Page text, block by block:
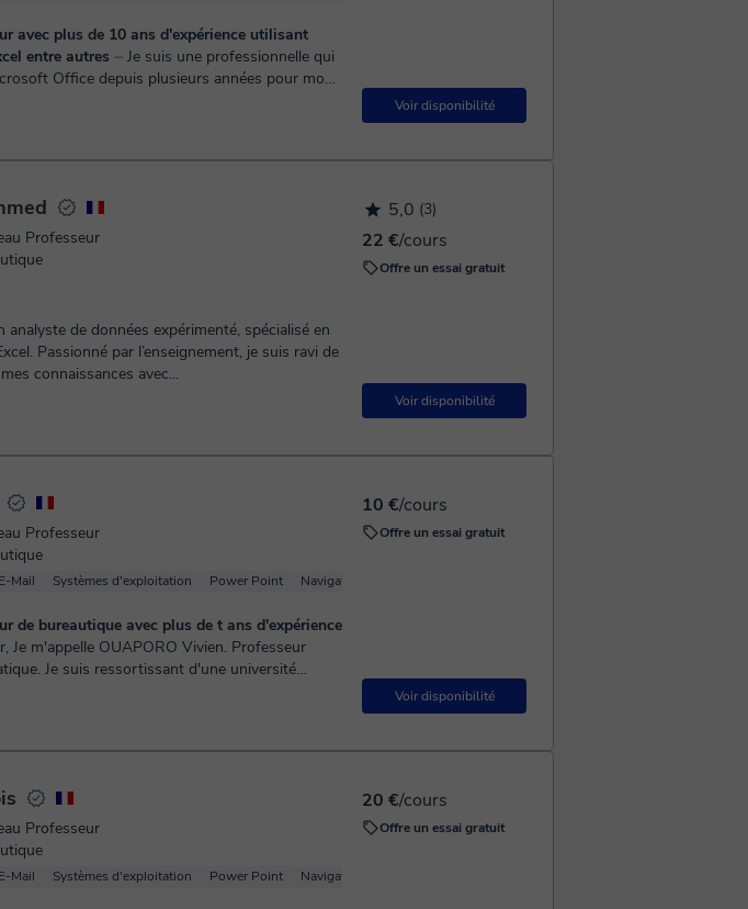
Voir disponibilité
avec plus de 10 ans d'expérience utilisant
entre autres ⏤ Je suis une professionnelle qui
Office depuis plusieurs années pour mon
le maîtrise parfaitement. Sur Excel, je peux f...
5,0 (3)
22 €/cours
Offre un essai gratuit
Voir disponibilité
Professeur
analyste de données expérimenté, spécialisé en
Passionné par l’enseignement, je suis ravi de
connaissances avec...
10 €/cours
Offre un essai gratuit
Voir disponibilité
Professeur
E-Mail Systèmes d'exploitation Power Point Navigateurs
Professeur de bureautique avec plus de t ans d'expérience
Je suis ressortissant d'une université
Après l'obtention d'une licence...
20 €/cours
Offre un essai gratuit
Professeur
E-Mail Systèmes d'exploitation Power Point Navigateurs